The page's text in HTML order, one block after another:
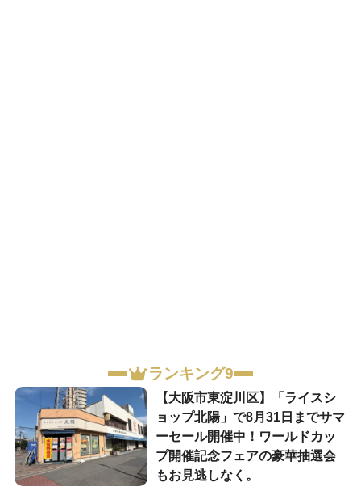
ランキング9
【大阪市東淀川区】「ライスシ
ョップ北陽」で8月31日までサマ
ーセール開催中！ワールドカッ
プ開催記念フェアの豪華抽選会
もお見逃しなく。